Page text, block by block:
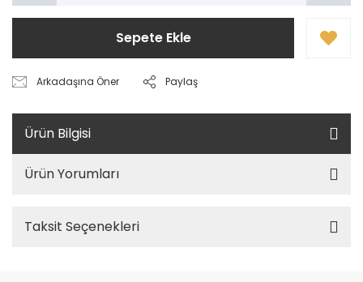
Sepete Ekle
Arkadaşına Öner Paylaş
Ürün Bilgisi
Ürün Yorumları
Taksit Seçenekleri